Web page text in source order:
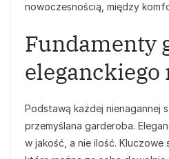
nowoczesnością, między
Fundamenty
eleganckiego
Podstawą każdej nienagannej
przemyślana garderoba.
w jakość, a nie ilość. Kluczowe